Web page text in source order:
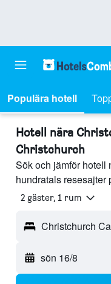
Populära hotell
Hotell nära
Christchurch
Sök och jämför hotell
hundratals resesajter
2 gäster, 1 rum
sön 16/8